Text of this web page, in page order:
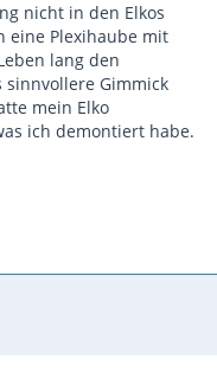
nicht in den Elkos
eine Plexihaube mit
lang den
Gimmick
mein Elko
ich demontiert habe.